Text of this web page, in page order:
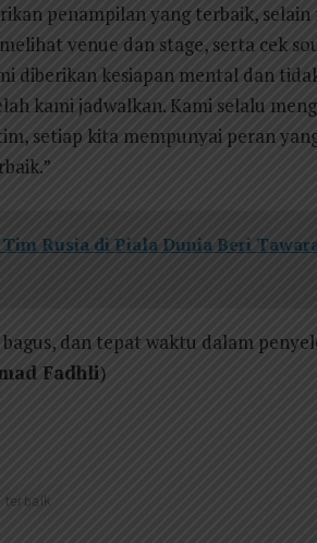
penampilan yang terbaik,
venue dan stage, serta cek
diberikan kesiapan mental dan
kami jadwalkan. Kami selalu
setiap kita mempunyai peran
Rusia di Piala Dunia Beri
dan tepat waktu dalam
Fadhli)
terbaik